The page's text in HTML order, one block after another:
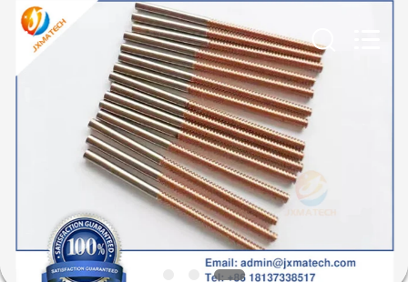
ΠΡΟΪΌΝΤΑ
ΠΕΡΊΠΟΥ
ΕΜΕΊΣ
Rights
Reserved.
Developed
ECER